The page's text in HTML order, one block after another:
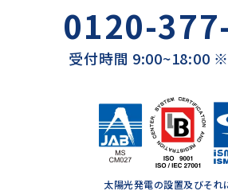
0120-
受付時間 9:00~18:00
太陽光発電の設置及びそれ